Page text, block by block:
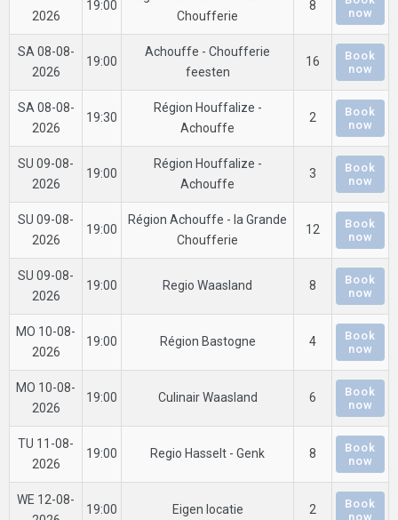
2026
19:00
Choufferie
8
now
SA 08-08-
2026
19:00
Achouffe - Choufferie
feesten
16
Book
now
SA 08-08-
2026
19:30
Région Houffalize -
Achouffe
2
Book
now
SU 09-08-
2026
19:00
Région Houffalize -
Achouffe
3
Book
now
SU 09-08-
2026
19:00
Région Achouffe - la Grande
Choufferie
12
Book
now
SU 09-08-
2026
19:00 Regio Waasland 8
Book
now
MO 10-08-
2026
19:00 Région Bastogne 4
Book
now
MO 10-08-
2026
19:00 Culinair Waasland 6
Book
now
TU 11-08-
2026
19:00 Regio Hasselt - Genk 8
Book
now
WE 12-08-
19:00 Eigen locatie 2
Book
now